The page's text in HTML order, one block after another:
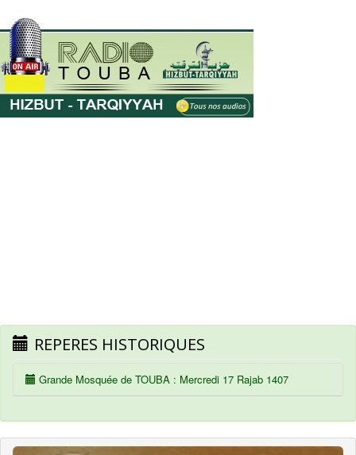
REPERES HISTORIQUES
Grande Mosquée de TOUBA : Mercredi 17 Rajab 1407